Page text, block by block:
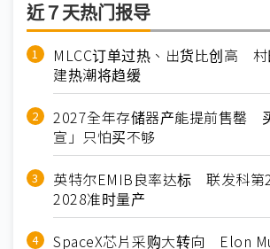
近７天热门报导
MLCC订单过热、出货比创高
建热潮将趋缓
2027全年存储器产能提前售罄
宣」只怕买不够
英特尔EMIB良率达标 联发科第
2028准时量产
SpaceX芯片采购大转向 Elon